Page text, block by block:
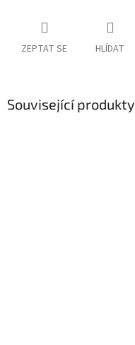
ZEPTAT SE HLÍDAT
Související produkty